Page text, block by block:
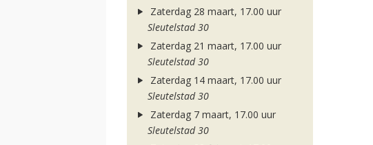
Zaterdag 28 maart, 17.00 uur
Sleutelstad 30
Zaterdag 21 maart, 17.00 uur
Sleutelstad 30
Zaterdag 14 maart, 17.00 uur
Sleutelstad 30
Zaterdag 7 maart, 17.00 uur
Sleutelstad 30